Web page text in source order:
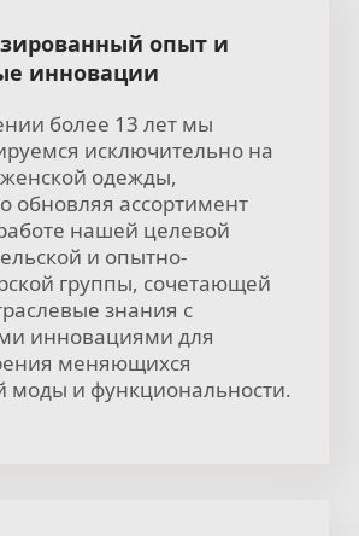
опыт и
инновации
более 13 лет мы
исключительно на
одежды,
обновляя ассортимент
нашей целевой
и опытно-
группы, сочетающей
знания с
инновациями для
меняющихся
моды и функциональности.